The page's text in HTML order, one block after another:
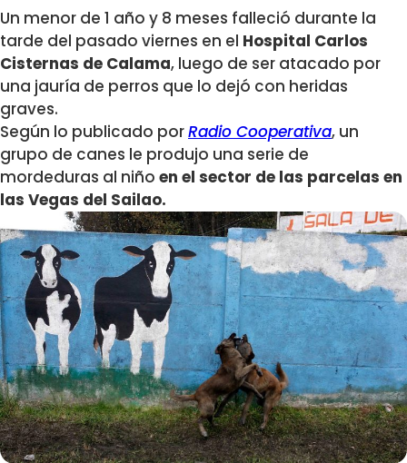
Un menor de 1 año y 8 meses falleció durante la
tarde del pasado viernes en el Hospital Carlos
Cisternas de Calama, luego de ser atacado por
una jauría de perros que lo dejó con heridas
graves.
Según lo publicado porRadio Cooperativa, un
grupo de canes le produjo una serie de
mordeduras al niño en el sector de las parcelas en
las Vegas del Sailao.